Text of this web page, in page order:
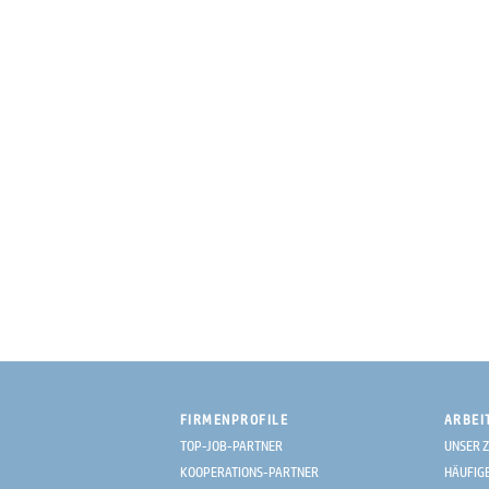
FIRMENPROFILE
TOP-JOB-PARTNER
KOOPERATIONS-PARTNER
UNSER